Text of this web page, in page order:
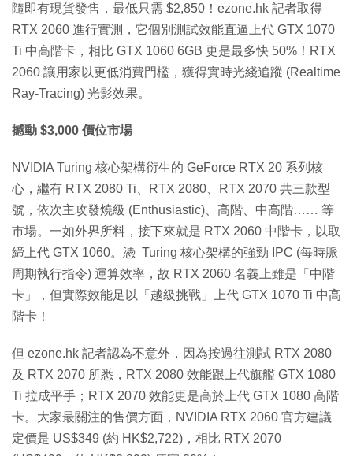
隨即有現貨發售，最低只需 $2,850！ezone.hk 記者取得
RTX 2060 進行實測，它個別測試效能直逼上代 GTX 1070
Ti 中高階卡，相比 GTX 1060 6GB 更是最多快 50%！RTX
2060 讓用家以更低消費門檻，獲得實時光綫追蹤 (Realtime
Ray-Tracing) 光影效果。
撼動 $3,000 價位市場
NVIDIA Turing 核心架構衍生的 GeForce RTX 20 系列核
心，繼有 RTX 2080 Ti、RTX 2080、RTX 2070 共三款型
號，依次主攻發燒級 (Enthusiastic)、高階、中高階…… 等
市場。一如外界所料，接下來就是 RTX 2060 中階卡，以取
締上代 GTX 1060。憑 Turing 核心架構的強勁 IPC (每時脈
周期執行指令) 運算效率，故 RTX 2060 名義上雖是「中階
卡」，但實際效能足以「越級挑戰」上代 GTX 1070 Ti 中高
階卡！
但 ezone.hk 記者認為不意外，因為按過往測試 RTX 2080
及 RTX 2070 所悉，RTX 2080 效能跟上代旗艦 GTX 1080
Ti 拉成平手；RTX 2070 效能更是高於上代 GTX 1080 高階
卡。大家最關注的售價方面，NVIDIA RTX 2060 官方建議
定價是 US$349 (約 HK$2,722)，相比 RTX 2070